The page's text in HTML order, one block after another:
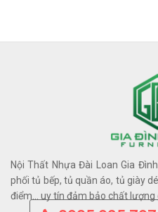
Nội Thất Nhựa Đài Loan Gia
phối tủ bếp, tủ quần áo, tủ giày
điểm… uy tín đảm bảo chất lượng